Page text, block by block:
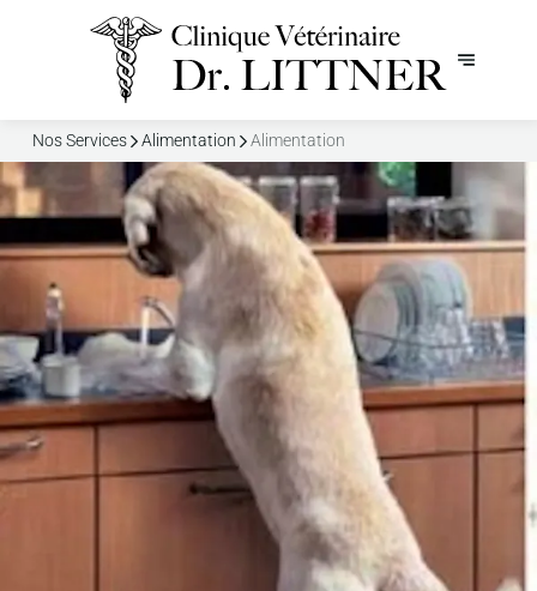
Nos Services Alimentation Alimentation